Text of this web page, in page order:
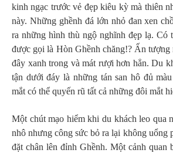
kinh ngạc trước vẻ đẹp kiêu kỳ mà thiên
này. Những ghềnh đá lớn nhỏ đan xen
ra những hình thù ngộ nghĩnh đẹp lạ. Có
được gọi là Hòn Ghềnh chăng!? Ấn tượng
đây xanh trong và mát rượi hơn hẳn. Du
tận dưới đáy là những tán san hô đủ
mắt có thể quyến rũ tất cả những đôi mắt
Một chút mạo hiểm khi du khách leo qua
nhô nhưng công sức bỏ ra lại không uổng
đặt chân lên đỉnh Ghềnh. Một cảnh quan